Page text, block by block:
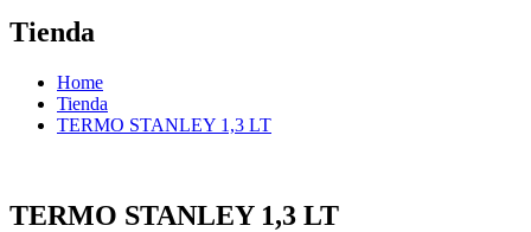
Tienda
Home
Tienda
TERMO STANLEY 1,3 LT
TERMO STANLEY 1,3 LT